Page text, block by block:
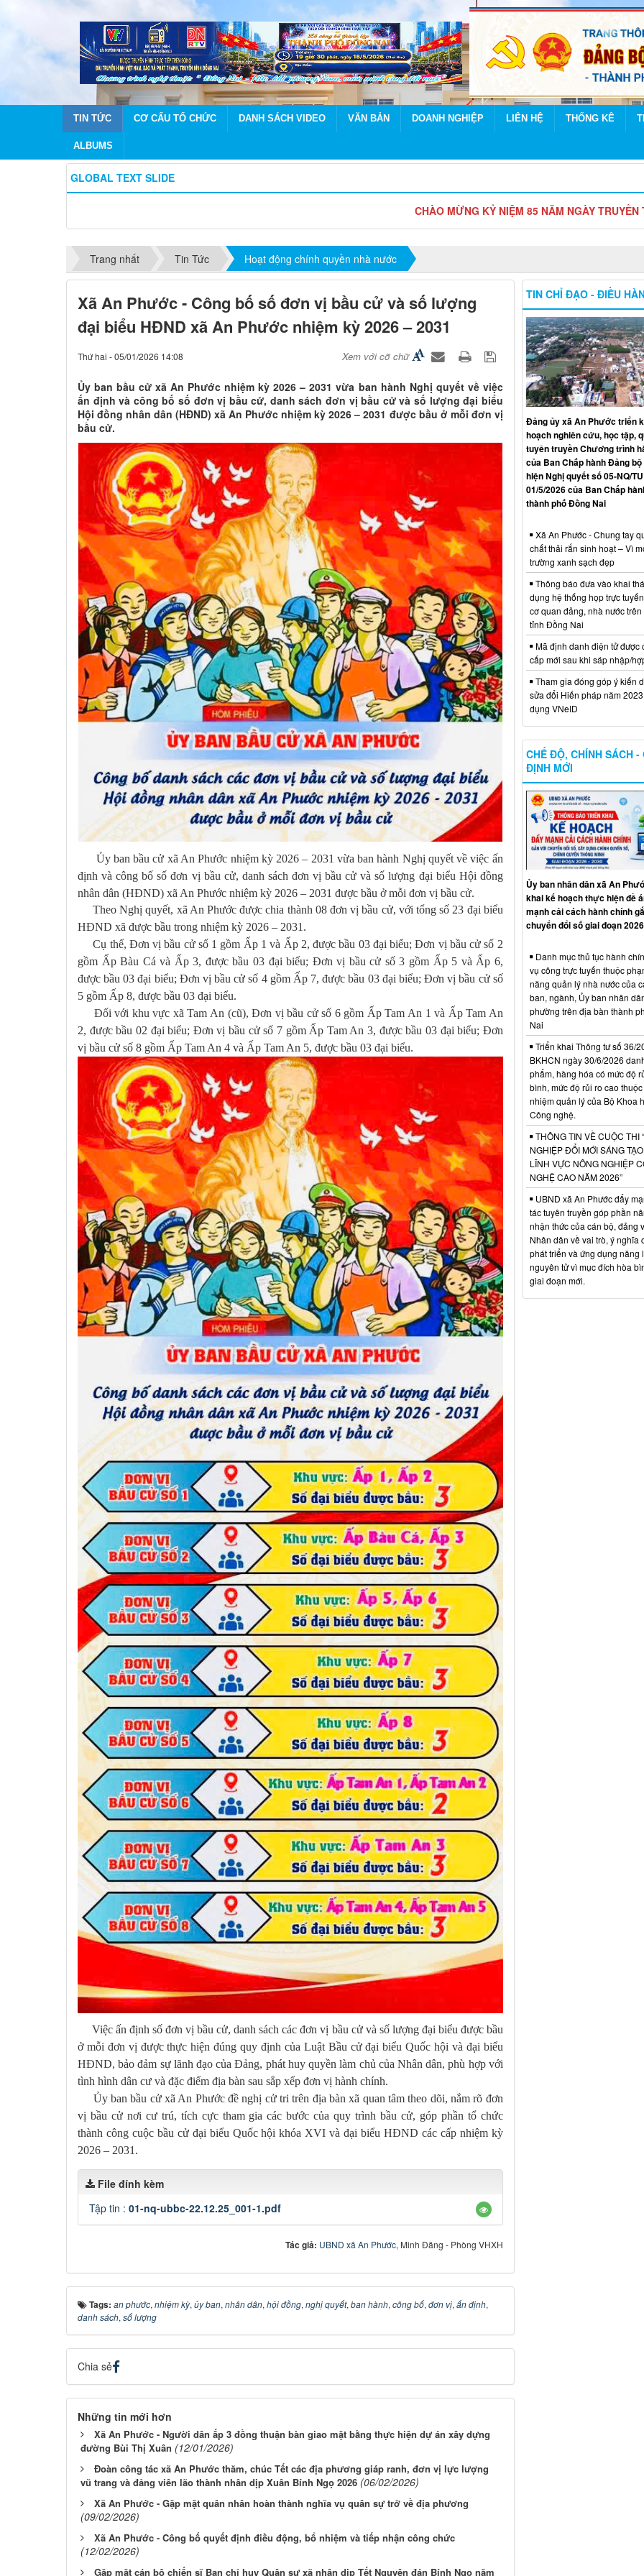
TIN TỨC CƠ CẤU TỔ CHỨC DANH SÁCH VIDEO VĂN BẢN DOANH NGHIỆP LIÊN HỆ THỐNG KÊ
ALBUMS
GLOBAL TEXT SLIDE
CHÀO MỪNG KỶ NIỆM 85 NĂM NGÀY TRUYỀN THỐNG
Trang nhất Tin Tức Hoạt động chính quyền nhà nước
Xã An Phước - Công bố số đơn vị bầu cử và số lượng
đại biểu HĐND xã An Phước nhiệm kỳ 2026 – 2031
Thứ hai - 05/01/2026 14:08 Xem với cỡ chữ
Ủy ban bầu cử xã An Phước nhiệm kỳ 2026 – 2031 vừa ban hành Nghị quyết về việc
ấn định và công bố số đơn vị bầu cử, danh sách đơn vị bầu cử và số lượng đại biểu
Hội đồng nhân dân (HĐND) xã An Phước nhiệm kỳ 2026 – 2031 được bầu ở mỗi đơn vị
bầu cử.
Ủy ban bầu cử xã An Phước nhiệm kỳ 2026 – 2031 vừa ban hành Nghị quyết về việc ấn
định và công bố số đơn vị bầu cử, danh sách đơn vị bầu cử và số lượng đại biểu Hội đồng
nhân dân (HĐND) xã An Phước nhiệm kỳ 2026 – 2031 được bầu ở mỗi đơn vị bầu cử.
Theo Nghị quyết, xã An Phước được chia thành 08 đơn vị bầu cử, với tổng số 23 đại biểu
HĐND xã được bầu trong nhiệm kỳ 2026 – 2031.
Cụ thể, Đơn vị bầu cử số 1 gồm Ấp 1 và Ấp 2, được bầu 03 đại biểu; Đơn vị bầu cử số 2
gồm Ấp Bàu Cá và Ấp 3, được bầu 03 đại biểu; Đơn vị bầu cử số 3 gồm Ấp 5 và Ấp 6,
được bầu 03 đại biểu; Đơn vị bầu cử số 4 gồm Ấp 7, được bầu 03 đại biểu; Đơn vị bầu cử số
5 gồm Ấp 8, được bầu 03 đại biểu.
Đối với khu vực xã Tam An (cũ), Đơn vị bầu cử số 6 gồm Ấp Tam An 1 và Ấp Tam An
2, được bầu 02 đại biểu; Đơn vị bầu cử số 7 gồm Ấp Tam An 3, được bầu 03 đại biểu; Đơn
vị bầu cử số 8 gồm Ấp Tam An 4 và Ấp Tam An 5, được bầu 03 đại biểu.
Việc ấn định số đơn vị bầu cử, danh sách các đơn vị bầu cử và số lượng đại biểu được bầu
ở mỗi đơn vị được thực hiện đúng quy định của Luật Bầu cử đại biểu Quốc hội và đại biểu
HĐND, bảo đảm sự lãnh đạo của Đảng, phát huy quyền làm chủ của Nhân dân, phù hợp với
tình hình dân cư và đặc điểm địa bàn sau sắp xếp đơn vị hành chính.
Ủy ban bầu cử xã An Phước đề nghị cử tri trên địa bàn xã quan tâm theo dõi, nắm rõ đơn
vị bầu cử nơi cư trú, tích cực tham gia các bước của quy trình bầu cử, góp phần tổ chức
thành công cuộc bầu cử đại biểu Quốc hội khóa XVI và đại biểu HĐND các cấp nhiệm kỳ
2026 – 2031.
File đính kèm
Tập tin : 01-nq-ubbc-22.12.25_001-1.pdf
Tác giả: UBND xã An Phước, Minh Đăng - Phòng VHXH
Tags: an phước, nhiệm kỳ, ủy ban, nhân dân, hội đồng, nghị quyết, ban hành, công bố, đơn vị, ấn định,
danh sách, số lượng
Chia sẻ
Những tin mới hơn
Xã An Phước - Người dân ấp 3 đồng thuận bàn giao mặt bằng thực hiện dự án xây dựng
đường Bùi Thị Xuân (12/01/2026)
Đoàn công tác xã An Phước thăm, chúc Tết các địa phương giáp ranh, đơn vị lực lượng
vũ trang và đảng viên lão thành nhân dịp Xuân Bính Ngọ 2026 (06/02/2026)
Xã An Phước - Gặp mặt quân nhân hoàn thành nghĩa vụ quân sự trở về địa phương
(09/02/2026)
Xã An Phước - Công bố quyết định điều động, bổ nhiệm và tiếp nhận công chức
(12/02/2026)
Gặp mặt cán bộ chiến sĩ Ban chỉ huy Quân sự xã nhân dịp Tết Nguyên đán Bính Ngọ năm
TIN CHỈ ĐẠO - ĐIỀU
Đảng ủy xã An Phước triển
hoạch nghiên cứu, học tập,
tuyên truyền Chương trình
của Ban Chấp hành Đảng
hiện Nghị quyết số 05-NQ/
01/5/2026 của Ban Chấp
thành phố Đồng Nai
Xã An Phước - Chung tay
chất thải rắn sinh hoạt – Vì
trường xanh sạch đẹp
Thông báo đưa vào khai
dụng hệ thống họp trực
cơ quan đảng, nhà nước
tỉnh Đồng Nai
Mã định danh điện tử được
cấp mới sau khi sáp nhập/
Tham gia đóng góp ý kiến
sửa đổi Hiến pháp năm
dụng VNeID
CHẾ ĐỘ, CHÍNH SÁCH -
ĐỊNH MỚI
Ủy ban nhân dân xã An
khai kế hoạch thực hiện đề
mạnh cải cách hành chính
chuyển đổi số giai đoạn
Danh mục thủ tục hành
vụ công trực tuyến thuộc
năng quản lý nhà nước của
ban, ngành, Ủy ban nhân
phường trên địa bàn thành
Nai
Triển khai Thông tư số 36/
BKHCN ngày 30/6/2026
phẩm, hàng hóa có mức độ
bình, mức độ rủi ro cao thuộc
nhiệm quản lý của Bộ Khoa
Công nghệ.
THÔNG TIN VỀ CUỘC THI
NGHIỆP ĐỔI MỚI SÁNG
LĨNH VỰC NÔNG NGHIỆP
NGHỆ CAO NĂM 2026”
UBND xã An Phước đẩy
tác tuyên truyền góp phần
nhận thức của cán bộ, đảng
Nhân dân về vai trò, ý nghĩa
phát triển và ứng dụng năng
nguyên tử vì mục đích hòa
giai đoạn mới.